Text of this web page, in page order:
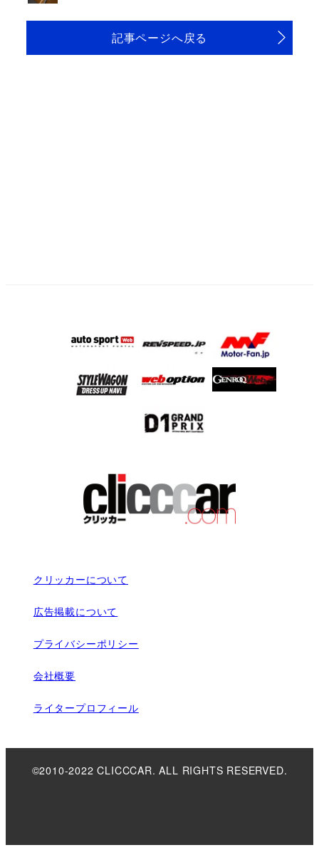
記事ページへ戻る
クリッカーについて
広告掲載について
プライバシーポリシー
会社概要
ライタープロフィール
©2010-2022 CLICCCAR. ALL RIGHTS RESERVED.